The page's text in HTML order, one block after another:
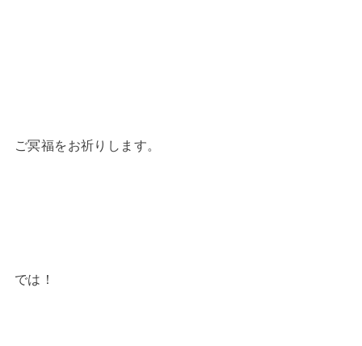
ご冥福をお祈りします。
では！